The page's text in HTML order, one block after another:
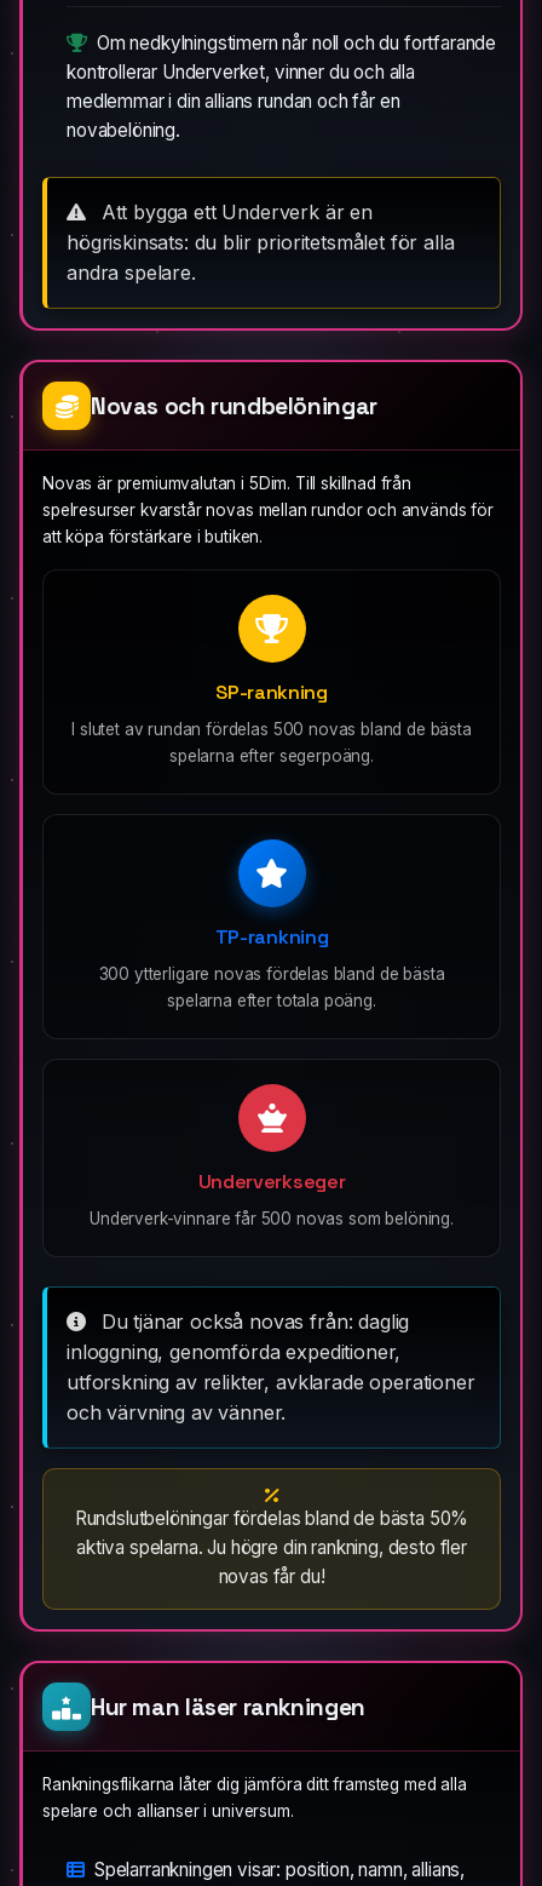
Om nedkylningstimern når noll och du fortfarande
kontrollerar Underverket, vinner du och alla
medlemmar i din allians rundan och får en
novabelöning.
Att bygga ett Underverk är en
högriskinsats: du blir prioritetsmålet för alla
andra spelare.
Novas och rundbelöningar
Novas är premiumvalutan i 5Dim. Till skillnad från
spelresurser kvarstår novas mellan rundor och används för
att köpa förstärkare i butiken.
SP-rankning
I slutet av rundan fördelas 500 novas bland de bästa
spelarna efter segerpoäng.
TP-rankning
300 ytterligare novas fördelas bland de bästa
spelarna efter totala poäng.
Underverkseger
Underverk-vinnare får 500 novas som belöning.
Du tjänar också novas från: daglig
inloggning, genomförda expeditioner,
utforskning av relikter, avklarade operationer
och värvning av vänner.
Rundslutbelöningar fördelas bland de bästa 50%
aktiva spelarna. Ju högre din rankning, desto fler
novas får du!
Hur man läser rankningen
Rankningsflikarna låter dig jämföra ditt framsteg med alla
spelare och allianser i universum.
Spelarrankningen visar: position, namn, allians,